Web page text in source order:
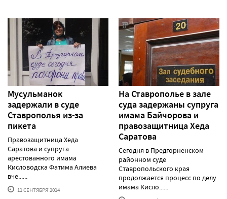
Мусульманок
задержали в суде
Ставрополья из-за
пикета
Правозащитница Хеда
Саратова и супруга
арестованного имама
Кисловодска Фатима Алиева
вче......
11 СЕНТЯБРЯ'2014
На Ставрополье в зале
суда задержаны супруга
имама Байчорова и
правозащитница Хеда
Саратова
Сегодня в Предгорненском
районном суде
Ставропольского края
продолжается процесс по делу
имама Кисло......